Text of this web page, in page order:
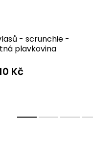
- scrunchie -
plavkovina
Kč